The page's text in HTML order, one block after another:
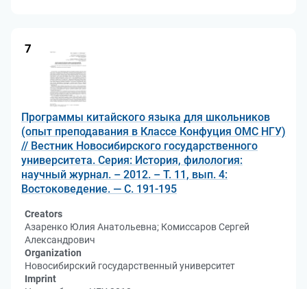
7
Программы китайского языка для школьников
(опыт преподавания в Классе Конфуция ОМС НГУ)
// Вестник Новосибирского государственного
университета. Серия: История, филология:
научный журнал. – 2012. – Т. 11, вып. 4:
Востоковедение. — С. 191-195
Creators
Азаренко Юлия Анатольевна; Комиссаров Сергей
Александрович
Organization
Новосибирский государственный университет
Imprint